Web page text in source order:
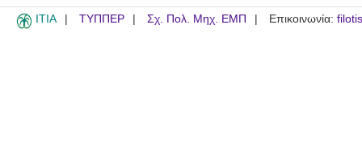
ITIA ΤΥΠΠΕΡ Σχ. Πολ. Μηχ. ΕΜΠ Επικοινωνία: